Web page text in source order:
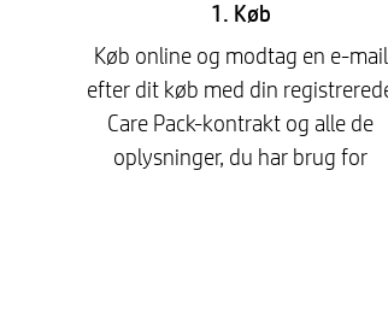
1. Køb
Køb online og modtag en e-mail
efter dit køb med din
Care Pack-kontrakt og alle de
oplysninger, du har brug for